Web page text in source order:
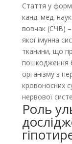
Стаття у
канд. мед.
вовчак (СЧВ)
якої імунна
тканини, що
пошкодження
організму з
кровоносних
нервової
Роль